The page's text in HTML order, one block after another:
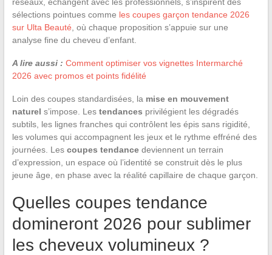
sélections pointues comme les coupes garçon tendance 2026
sur Ulta Beauté , où chaque proposition s’appuie sur une
analyse fine du cheveu d’enfant.
A lire aussi : Comment optimiser vos vignettes Intermarché
2026 avec promos et points fidélité
Loin des coupes standardisées, la mise en mouvement
naturel s’impose. Les tendances privilégient les dégradés
subtils, les lignes franches qui contrôlent les épis sans rigidité,
les volumes qui accompagnent les jeux et le rythme effréné des
journées. Les coupes tendancedeviennent un terrain
d’expression, un espace où l’identité se construit dès le plus
jeune âge, en phase avec la réalité capillaire de chaque garçon.
Quelles coupes tendance
domineront 2026 pour sublimer
les cheveux volumineux ?